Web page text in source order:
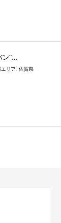
ン”…
リア, 佐賀県